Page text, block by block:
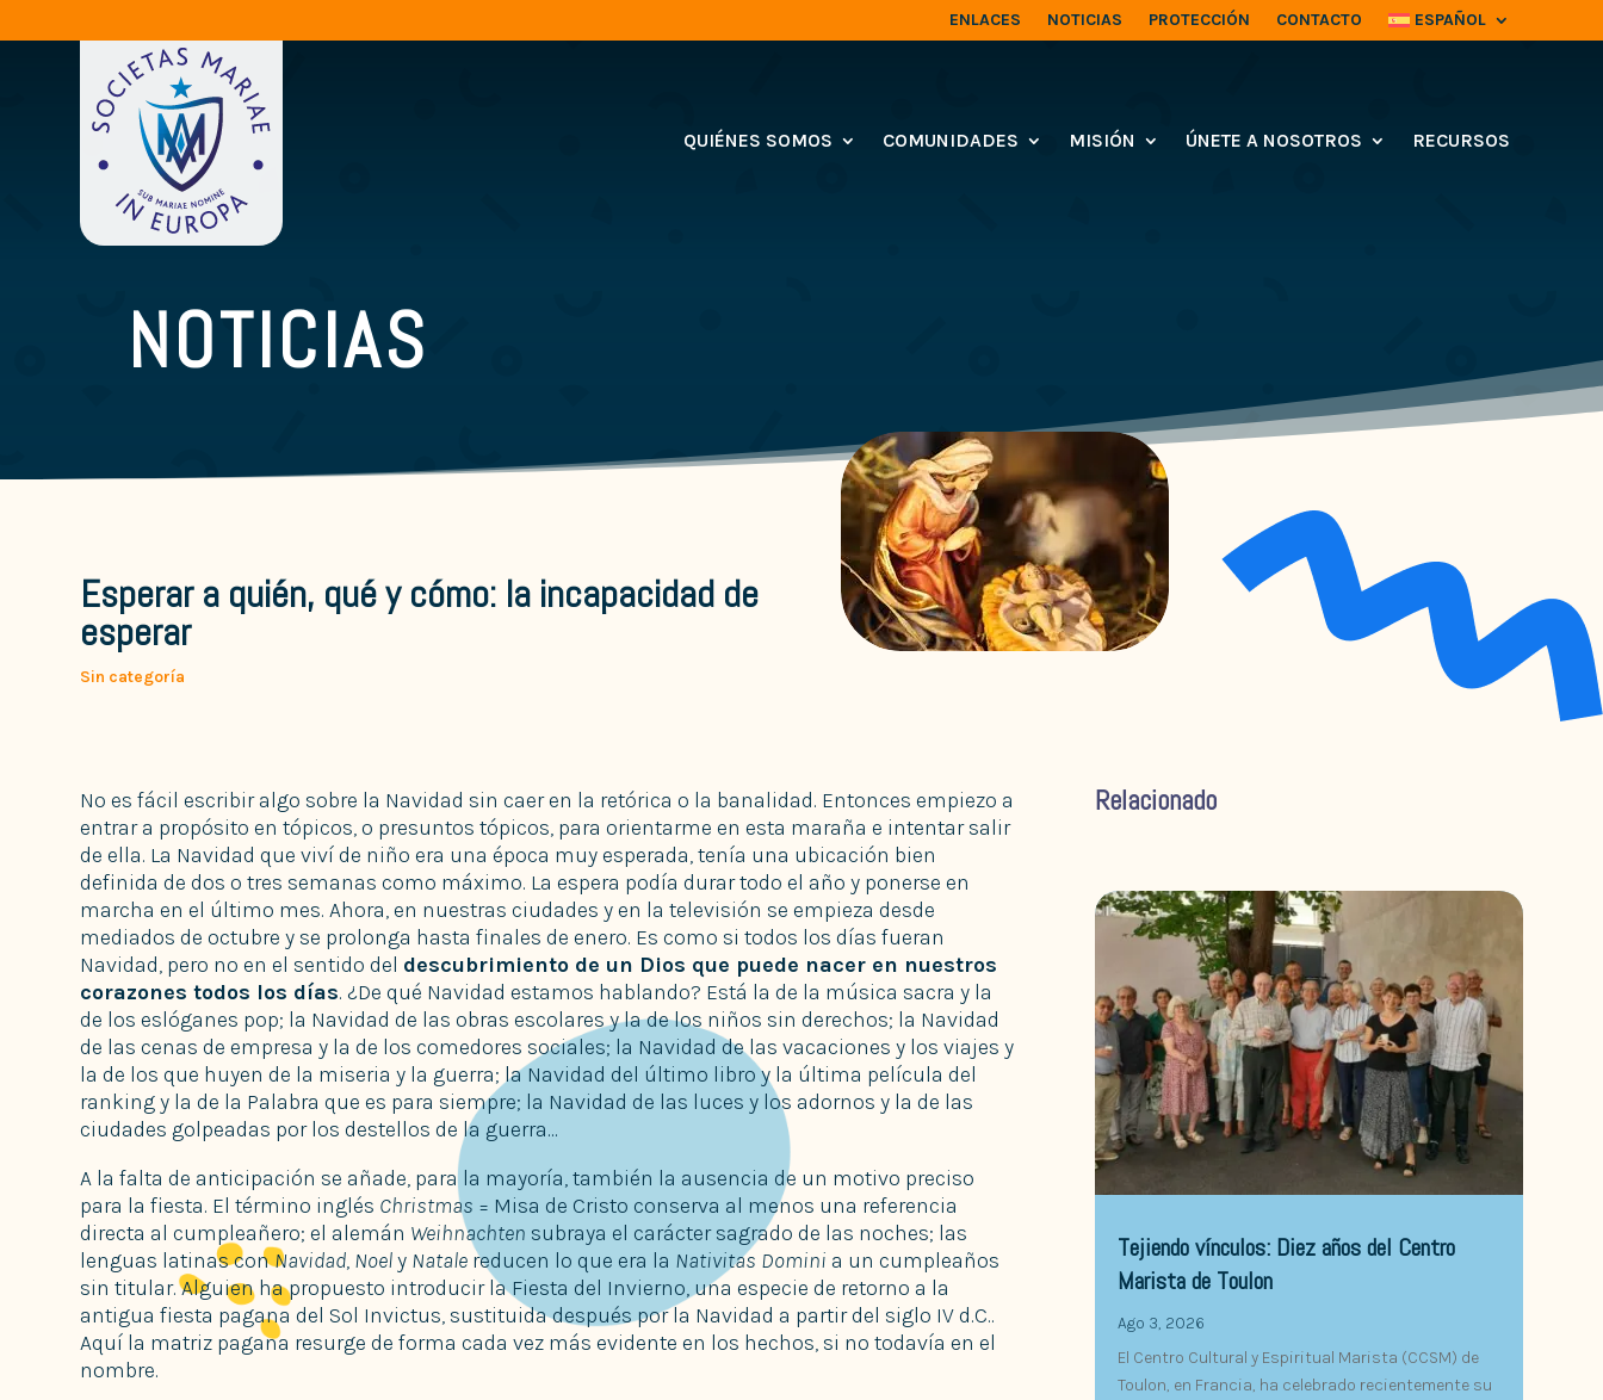
ENLACES NOTICIAS PROTECCIÓN CONTACTO ESPAÑOL
QUIÉNES SOMOS COMUNIDADES MISIÓN ÚNETE A NOSOTROS RECURSOS
NOTICIAS
Esperar a quién, qué y cómo: la incapacidad de
esperar
Sin categoría
No es fácil escribir algo sobre la Navidad sin caer en la retórica o la banalidad. Entonces empiezo a
entrar a propósito en tópicos, o presuntos tópicos, para orientarme en esta maraña e intentar salir
de ella. La Navidad que viví de niño era una época muy esperada, tenía una ubicación bien
definida de dos o tres semanas como máximo. La espera podía durar todo el año y ponerse en
marcha en el último mes. Ahora, en nuestras ciudades y en la televisión se empieza desde
mediados de octubre y se prolonga hasta finales de enero. Es como si todos los días fueran
Navidad, pero no en el sentido del descubrimiento de un Dios que puede nacer en nuestros
corazones todos los días. ¿De qué Navidad estamos hablando? Está la de la música sacra y la
de los eslóganes pop; la Navidad de las obras escolares y la de los niños sin derechos; la Navidad
de las cenas de empresa y la de los comedores sociales; la Navidad de las vacaciones y los viajes y
la de los que huyen de la miseria y la guerra; la Navidad del último libro y la última película del
ranking y la de la Palabra que es para siempre; la Navidad de las luces y los adornos y la de las
ciudades golpeadas por los destellos de la guerra...
A la falta de anticipación se añade, para la mayoría, también la ausencia de un motivo preciso
para la fiesta. El término inglés Christmas = Misa de Cristo conserva al menos una referencia
directa al cumpleañero; el alemán Weihnachten subraya el carácter sagrado de las noches; las
lenguas latinas conNavidad, Noely Natale reducen lo que era la Nativitas Domini a un cumpleaños
sin titular. Alguien ha propuesto introducir la Fiesta del Invierno, una especie de retorno a la
antigua fiesta pagana del Sol Invictus, sustituida después por la Navidad a partir del siglo IV d.C..
Aquí la matriz pagana resurge de forma cada vez más evidente en los hechos, si no todavía en el
nombre.
Relacionado
Tejiendo vínculos: Diez años del Centro
Marista de Toulon
Ago 3, 2026
El Centro Cultural y Espiritual Marista (CCSM) de
Toulon, en Francia, ha celebrado recientemente su